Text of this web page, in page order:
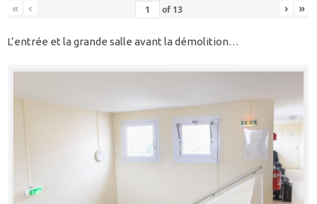
« ‹ of 13 › »
L’entrée et la grande salle avant la démolition…